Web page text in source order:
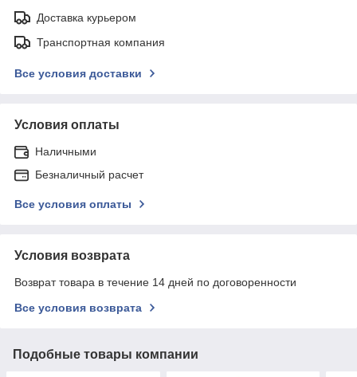
Доставка курьером
Транспортная компания
Все условия доставки
Условия оплаты
Наличными
Безналичный расчет
Все условия оплаты
Условия возврата
Возврат товара в течение 14 дней по договоренности
Все условия возврата
Подобные товары компании